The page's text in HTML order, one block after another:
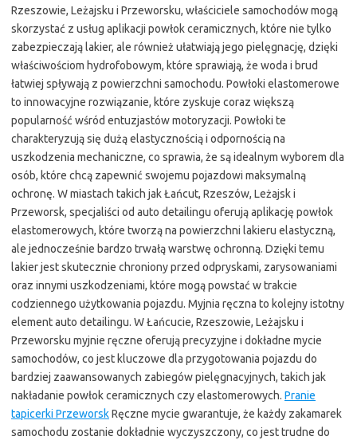
Rzeszowie, Leżajsku i Przeworsku, właściciele samochodów mogą
skorzystać z usług aplikacji powłok ceramicznych, które nie tylko
zabezpieczają lakier, ale również ułatwiają jego pielęgnację, dzięki
właściwościom hydrofobowym, które sprawiają, że woda i brud
łatwiej spływają z powierzchni samochodu. Powłoki elastomerowe
to innowacyjne rozwiązanie, które zyskuje coraz większą
popularność wśród entuzjastów motoryzacji. Powłoki te
charakteryzują się dużą elastycznością i odpornością na
uszkodzenia mechaniczne, co sprawia, że są idealnym wyborem dla
osób, które chcą zapewnić swojemu pojazdowi maksymalną
ochronę. W miastach takich jak Łańcut, Rzeszów, Leżajsk i
Przeworsk, specjaliści od auto detailingu oferują aplikację powłok
elastomerowych, które tworzą na powierzchni lakieru elastyczną,
ale jednocześnie bardzo trwałą warstwę ochronną. Dzięki temu
lakier jest skutecznie chroniony przed odpryskami, zarysowaniami
oraz innymi uszkodzeniami, które mogą powstać w trakcie
codziennego użytkowania pojazdu. Myjnia ręczna to kolejny istotny
element auto detailingu. W Łańcucie, Rzeszowie, Leżajsku i
Przeworsku myjnie ręczne oferują precyzyjne i dokładne mycie
samochodów, co jest kluczowe dla przygotowania pojazdu do
bardziej zaawansowanych zabiegów pielęgnacyjnych, takich jak
nakładanie powłok ceramicznych czy elastomerowych. Pranie
tapicerki PrzeworskRęczne mycie gwarantuje, że każdy zakamarek
samochodu zostanie dokładnie wyczyszczony, co jest trudne do